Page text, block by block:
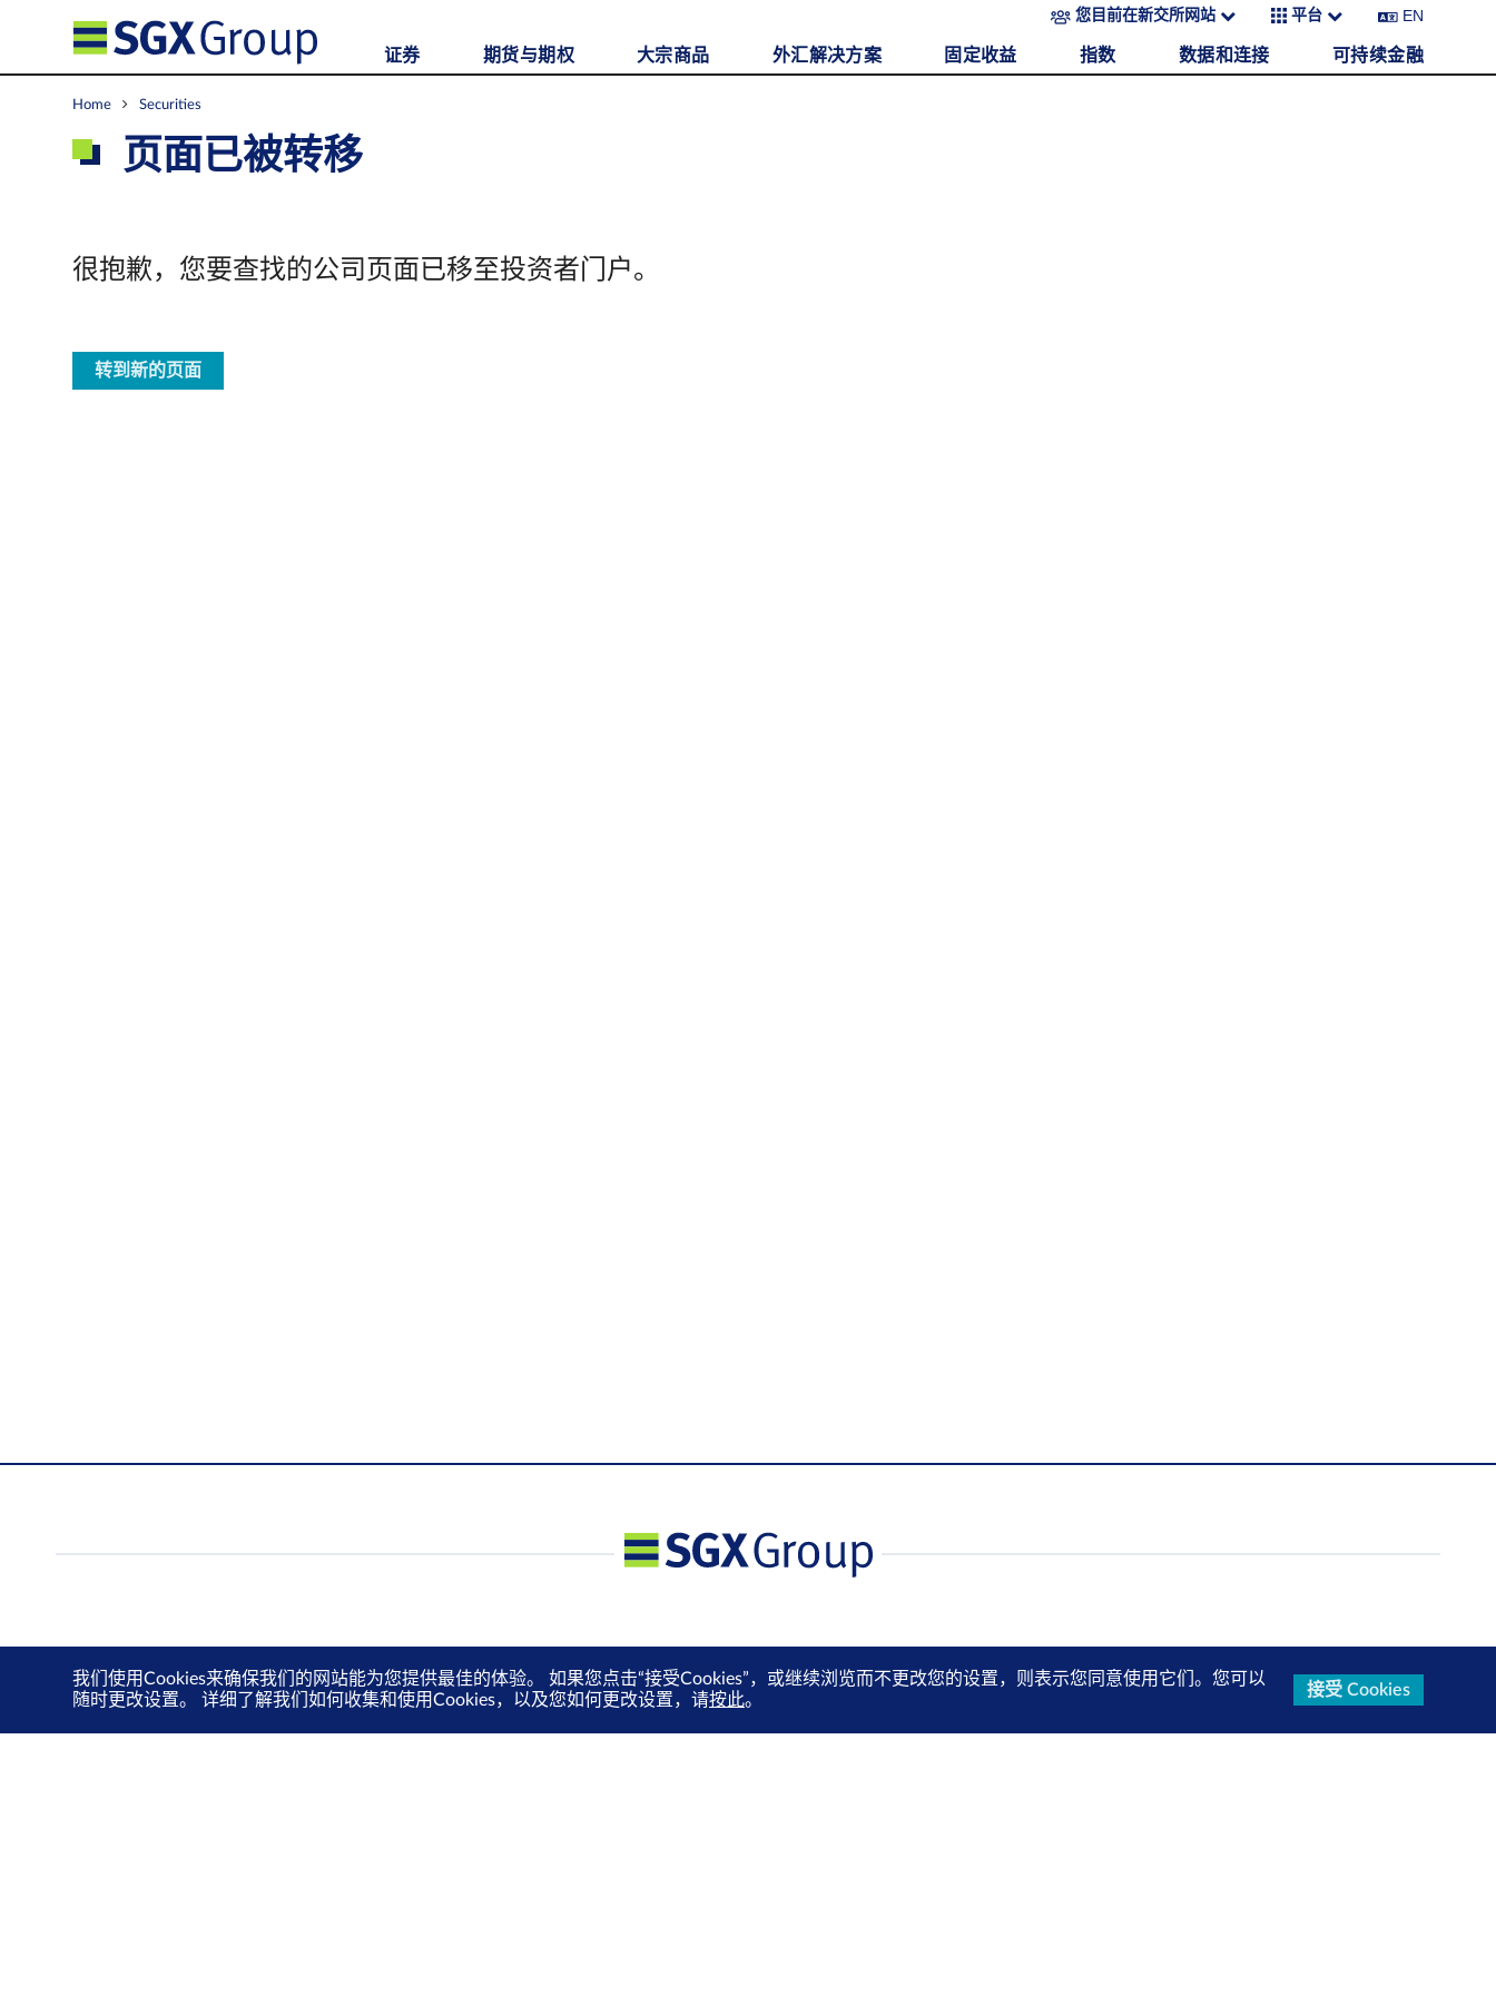
您目前在新交所网站 平台 EN
证券 期货与期权 大宗商品 外汇解决方案 固定收益 指数 数据和连接 可持续金融
Home Securities
页面已被转移
很抱歉，您要查找的公司页面已移至投资者门户。
转到新的页面
我们使用Cookies来确保我们的网站能为您提供最佳的体验。 如果您点击“接受Cookies”，或继续浏览而不更改您的设置，则表示您同意使用它们。您可以
随时更改设置。 详细了解我们如何收集和使用Cookies，以及您如何更改设置，请按此。
接受 Cookies